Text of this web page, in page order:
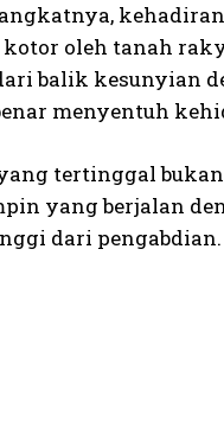
oleh tanah
balik kesunyian
menyentuh
tertinggal
yang berjalan
dari pengabdian.